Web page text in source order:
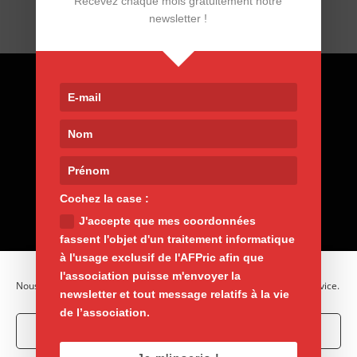
Nous utilisons des cookies pour optimiser notre site web et notre service.
Contact
9, rue de Nemours 75011 Paris
01 400 30 200
afpric@afpric.org
newsletter !
Cochez la case :
J'accepte que mes coordonnées
fassent l'objet d'un traitement informatique
à l'usage exclusif de l'AFPric afin que
l'association puisse m'envoyer la
newsletter et tout message relatifs à la vie
de l’association.